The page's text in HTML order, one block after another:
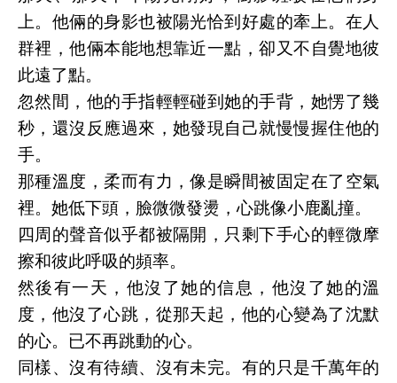
上。他倆的身影也被陽光恰到好處的牽上。在人
群裡，他倆本能地想靠近一點，卻又不自覺地彼
此遠了點。
忽然間，他的手指輕輕碰到她的手背，她愣了幾
秒，還沒反應過來，她發現自己就慢慢握住他的
手。
那種溫度，柔而有力，像是瞬間被固定在了空氣
裡。她低下頭，臉微微發燙，心跳像小鹿亂撞。
四周的聲音似乎都被隔開，只剩下手心的輕微摩
擦和彼此呼吸的頻率。
然後有一天，他沒了她的信息，他沒了她的溫
度，他沒了心跳，從那天起，他的心變為了沈默
的心。已不再跳動的心。
同樣、沒有待續、沒有未完。有的只是千萬年的